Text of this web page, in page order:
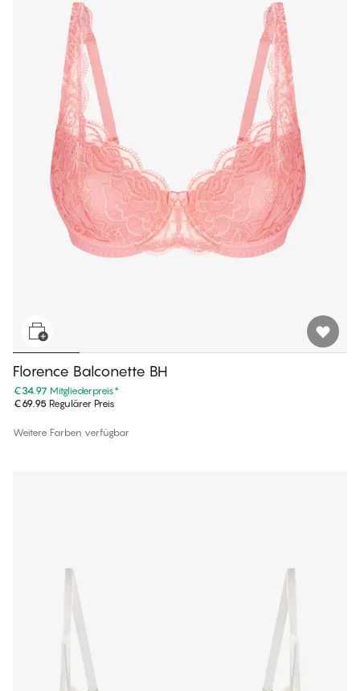
Florence Balconette BH
€34.97 Mitgliederpreis*
€69.95 Regulärer Preis
Weitere Farben verfügbar